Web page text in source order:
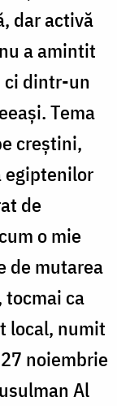
dar activă
a amintit
ci dintr-un
Tema
creștini,
egiptenilor
de
o mie
de mutarea
ca
local, numit
noiembrie
Al